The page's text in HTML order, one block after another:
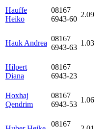
Hauffe
Heiko
08167
6943-60
2.09
Hauk Andrea
08167
6943-63
1.03
Hilpert
Diana
08167
6943-23
Hoxhaj
Qendrim
08167
6943-53
1.06
08167